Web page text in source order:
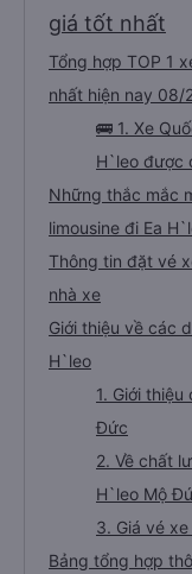
giá tốt nhất
Tổng hợp TOP 1
nhất hiện nay 08/
🚌 1. Xe
H`leo được
Những thắc mắc
limousine đi Ea
Thông tin đặt vé
nhà xe
Giới thiệu về các
H`leo
1. Giới
Đức
2. Về chất
H`leo Mộ
3. Giá vé
Bảng tổng hợp